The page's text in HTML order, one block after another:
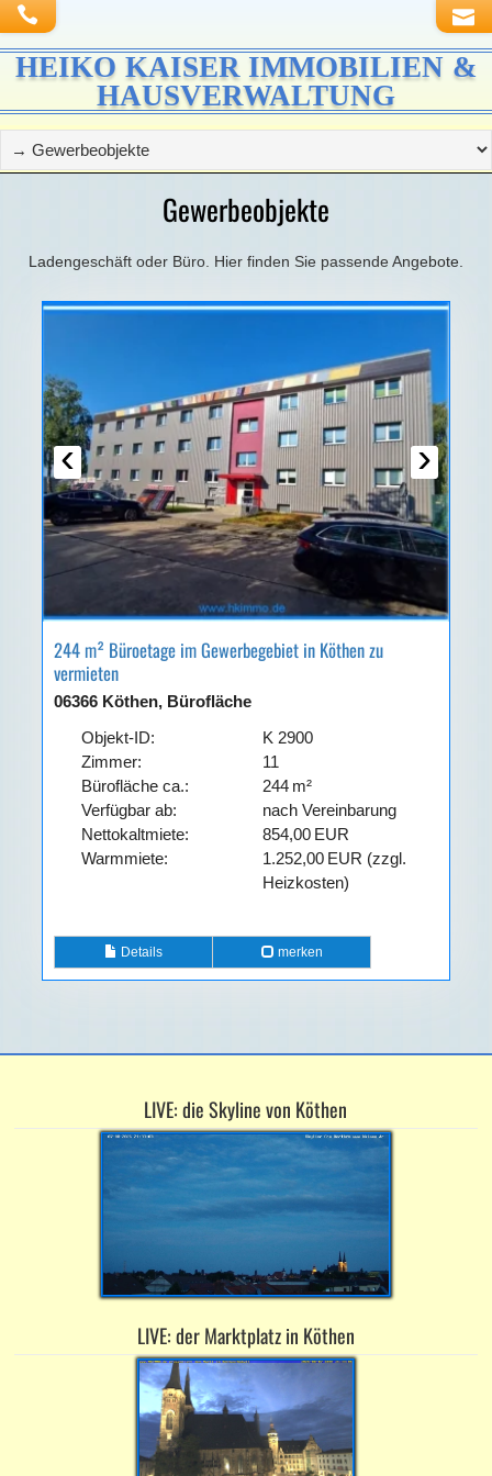
HEIKO KAISER IMMOBILIEN &
HAUSVERWALTUNG
Gewerbeobjekte
Ladengeschäft oder Büro. Hier finden Sie passende Angebote.
‹ ›
244 m² Büroetage im Gewerbegebiet in Köthen zu
vermieten
06366 Köthen, Bürofläche
Objekt-ID:
K 2900
Zimmer:
11
Bürofläche ca.:
244 m²
Verfügbar ab:
nach Vereinbarung
Nettokaltmiete:
854,00 EUR
Warmmiete:
1.252,00 EUR (zzgl.
Heizkosten)
Details merken
LIVE: die Skyline von Köthen
LIVE: der Marktplatz in Köthen